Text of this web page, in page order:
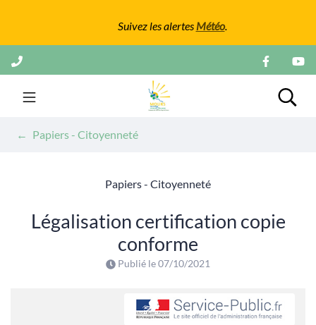
Suivez les alertes Météo.
Aller
au
contenu
Mairie de Mours
Papiers - Citoyenneté
Papiers - Citoyenneté
Légalisation certification copie
conforme
Publié le07/10/2021